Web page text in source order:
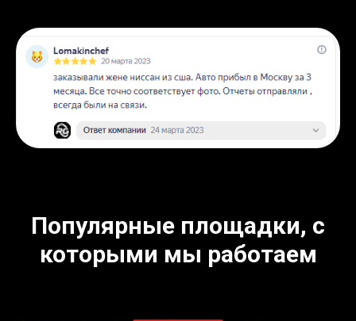
Популярные площадки, с
которыми мы работаем